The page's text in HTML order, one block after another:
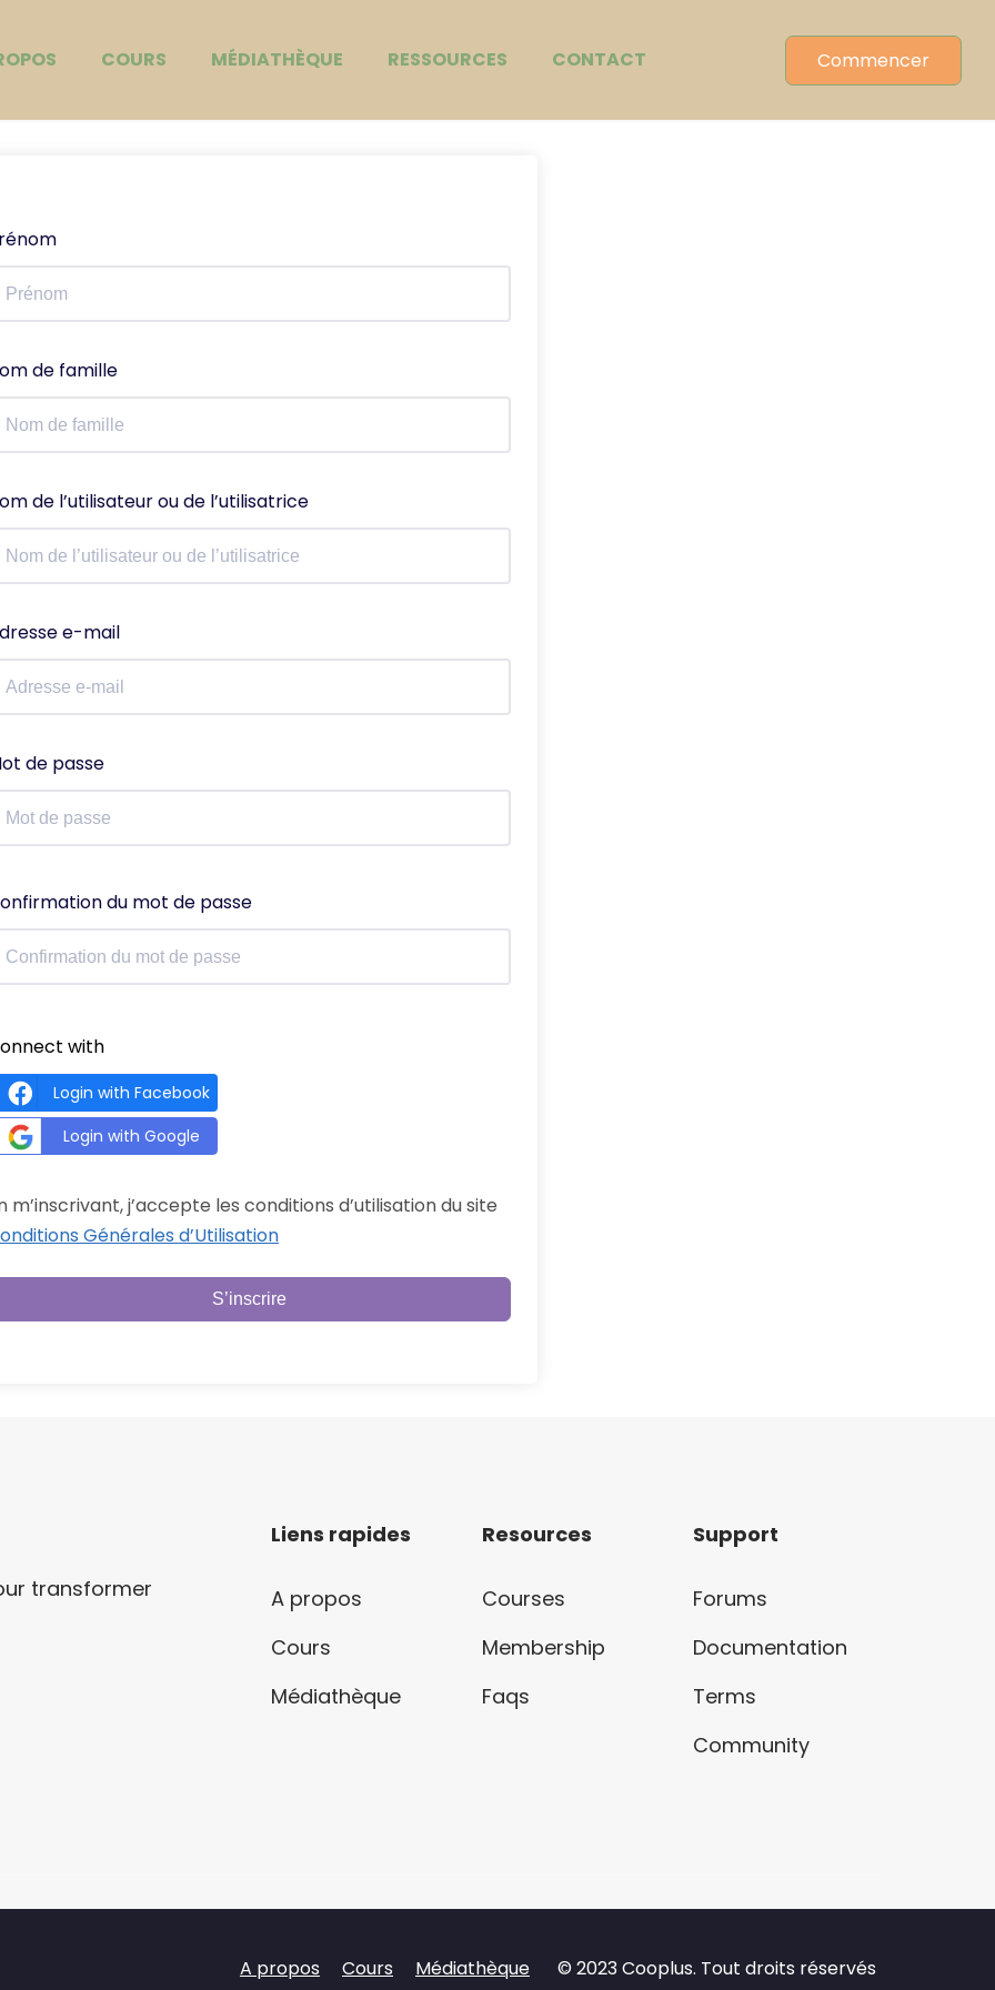
COURS MÉDIATHÈQUE RESSOURCES CONTACT Commencer
de famille
de l’utilisateur ou de l’utilisatrice
e-mail
de passe
du mot de passe
with
Login with Facebook
Login with Google
m’inscrivant, j’accepte les conditions d’utilisation du site
Générales d’Utilisation
S’inscrire
transformer
Liens rapides
A propos
Cours
Médiathèque
Resources
Courses
Membership
Faqs
Support
Forums
Documentation
Terms
Community
A propos Cours Médiathèque © 2023 Cooplus. Tout droits réservés